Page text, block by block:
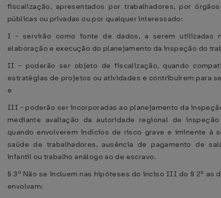
fiscalização, apresentados por trabalhadores, por
públicas ou privadas ou por qualquer interessado:
I - servirão como fonte de dados, a serem utilizadas
elaboração e execução do planejamento da inspeção do
II - poderão ser objeto de fiscalização, quando
estratégias de projetos ou atividades e contribuírem para
e
III - poderão ser incorporadas ao planejamento da
mediante avaliação da autoridade regional de
quando envolverem indícios de risco grave e iminente à
saúde de trabalhadores, ausência de pagamento de
infantil ou trabalho análogo ao de escravo.
§ 3º Não se incluem nas hipóteses do inciso III do § 2º as
envolvam: